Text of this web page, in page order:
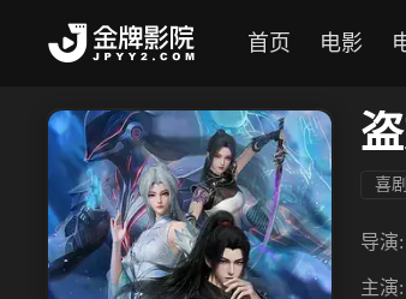
首页 电影
喜剧
导演:
主演: